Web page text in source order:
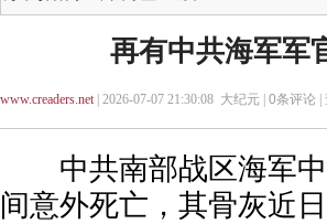
再有中共海军军
www.creaders.net| 2026-07-07 21:30:08 大纪元 | 0条评论 |
中共南部战区海军中
间意外死亡，其骨灰近